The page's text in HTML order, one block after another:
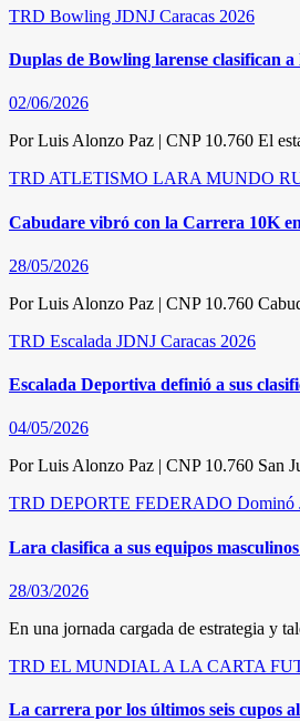
TRD Bowling JDNJ Caracas 2026
Duplas de Bowling larense clasifican
02/06/2026
Por Luis Alonzo Paz | CNP 10.760 El
TRD ATLETISMO LARAMUNDO
Cabudare vibró con la Carrera 10K
28/05/2026
Por Luis Alonzo Paz | CNP 10.760
TRD Escalada JDNJ Caracas 2026
Escalada Deportiva definió a sus
04/05/2026
Por Luis Alonzo Paz | CNP 10.760 San
TRD DEPORTE FEDERADO Dominó
Lara clasifica a sus equipos
28/03/2026
En una jornada cargada de estrategia y
TRD EL MUNDIAL A LA CARTA
La carrera por los últimos seis cupos